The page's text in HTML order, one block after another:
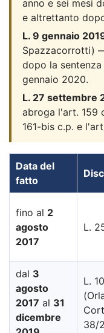
anno e sei mesi
e altrettanto
L. 9 gennaio
Spazzacorrotti)
dopo la
gennaio 2020.
L. 27 settembre
abroga l'art. 159
161-bis c.p. e
Data del
fatto
fino al 2
agosto
2017
L.
dal 3
agosto
2017 al 31
dicembre
L.
38/